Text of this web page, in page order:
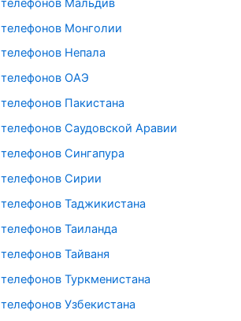
Монголии
Непала
ОАЭ
Пакистана
Саудовской Аравии
Сингапура
Сирии
Таджикистана
Таиланда
Тайваня
Туркменистана
Узбекистана